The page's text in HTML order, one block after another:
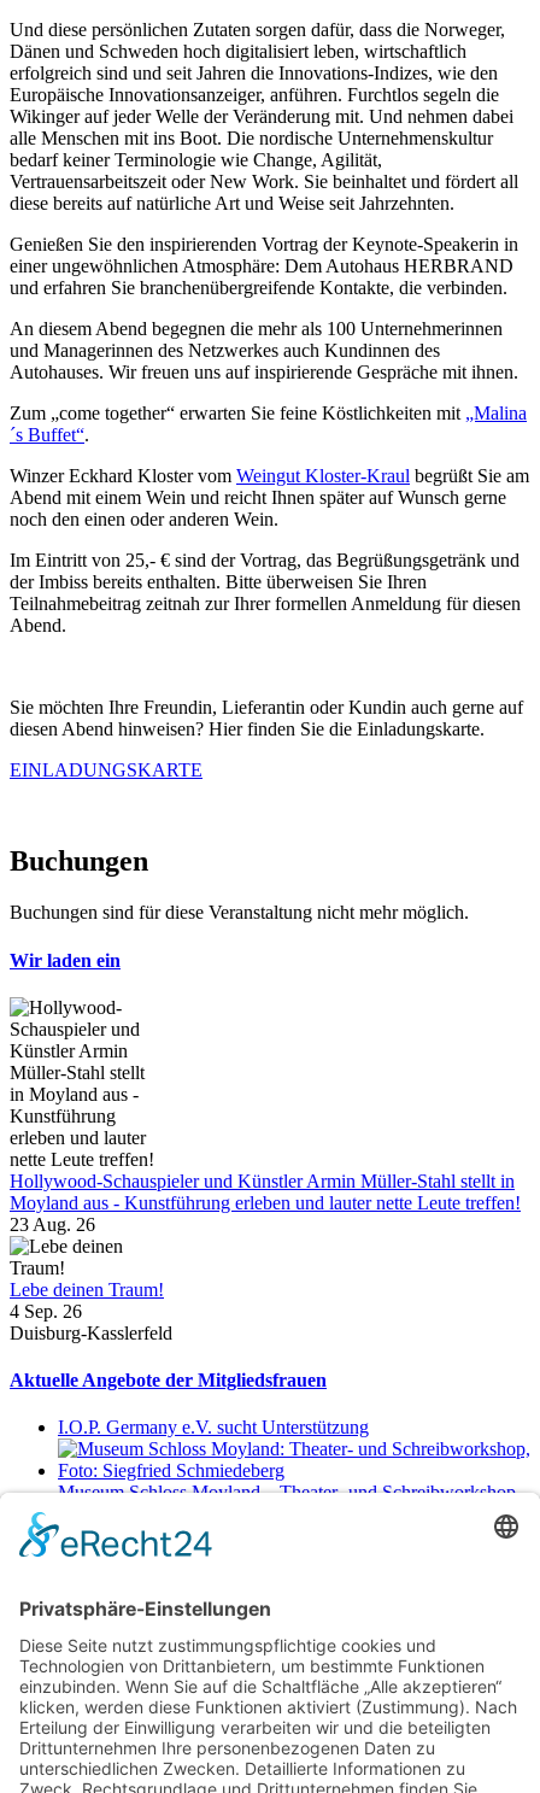
Und diese persönlichen Zutaten sorgen dafür, dass die Norweger,
Dänen und Schweden hoch digitalisiert leben, wirtschaftlich
erfolgreich sind und seit Jahren die Innovations-Indizes, wie den
Europäische Innovationsanzeiger, anführen. Furchtlos segeln die
Wikinger auf jeder Welle der Veränderung mit. Und nehmen dabei
alle Menschen mit ins Boot. Die nordische Unternehmenskultur
bedarf keiner Terminologie wie Change, Agilität,
Vertrauensarbeitszeit oder New Work. Sie beinhaltet und fördert all
diese bereits auf natürliche Art und Weise seit Jahrzehnten.
Genießen Sie den inspirierenden Vortrag der Keynote-Speakerin in
einer ungewöhnlichen Atmosphäre: Dem Autohaus HERBRAND
und erfahren Sie branchenübergreifende Kontakte, die verbinden.
An diesem Abend begegnen die mehr als 100 Unternehmerinnen
und Managerinnen des Netzwerkes auch Kundinnen des
Autohauses. Wir freuen uns auf inspirierende Gespräche mit ihnen.
Zum „come together“ erwarten Sie feine Köstlichkeiten mit „Malina
´s Buffet“.
Winzer Eckhard Kloster vom Weingut Kloster-Kraul begrüßt Sie am
Abend mit einem Wein und reicht Ihnen später auf Wunsch gerne
noch den einen oder anderen Wein.
Im Eintritt von 25,- € sind der Vortrag, das Begrüßungsgetränk und
der Imbiss bereits enthalten. Bitte überweisen Sie Ihren
Teilnahmebeitrag zeitnah zur Ihrer formellen Anmeldung für diesen
Abend.
Sie möchten Ihre Freundin, Lieferantin oder Kundin auch gerne auf
diesen Abend hinweisen? Hier finden Sie die Einladungskarte.
EINLADUNGSKARTE
Buchungen
Buchungen sind für diese Veranstaltung nicht mehr möglich.
Wir laden ein
Hollywood-Schauspieler und Künstler Armin Müller-Stahl stellt in
Moyland aus - Kunstführung erleben und lauter nette Leute treffen!
23 Aug. 26
Lebe deinen Traum!
4 Sep. 26
Duisburg-Kasslerfeld
Aktuelle Angebote der Mitgliedsfrauen
I.O.P. Germany e.V. sucht Unterstützung
Museum Schloss Moyland – Theater- und Schreibworkshop
Netzwerkerinnen
Login für Mitglieder
Noch kein Mitglied im unternehmerinnen forum niederrhein?
gibt es weitere Informationen.
Für Mitgliedsfrauen: zum Erstellen eigener Angebote und zum
Bearbeiten des Unternehmensprofils bitte einloggen!
Social Media